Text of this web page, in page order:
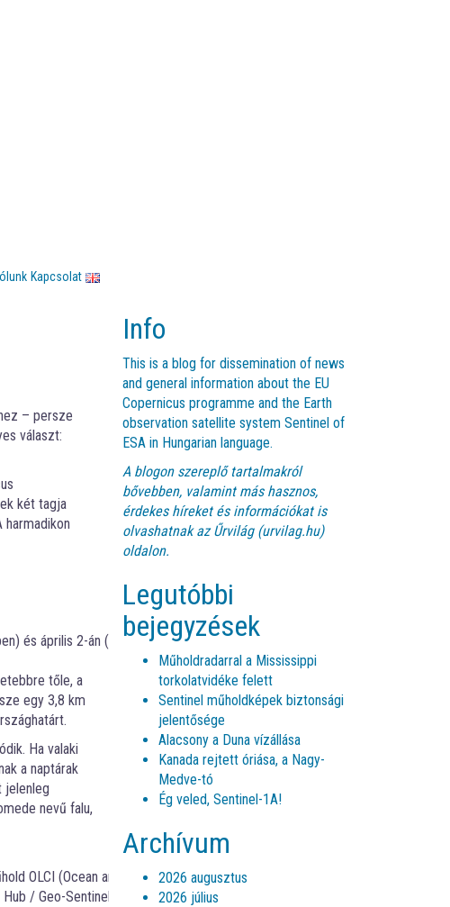
Kapcsolat
– persze
választ:
két tagja
és április 2-án (lent). (Képek: módosított
tőle, a
egy 3,8 km
Ha valaki
a naptárak
jelenleg
nevű falu,
OLCI (Ocean and Land Colour
/ Geo-Sentinel)
Info
This is a blog for dissemination of news
and general information about the EU
Copernicus programme and the Earth
observation satellite system Sentinel of
ESA in Hungarian language.
A blogon szereplő tartalmakról
bővebben, valamint más hasznos,
érdekes híreket és információkat is
olvashatnak azŰrvilág (urvilag.hu)
oldalon.
Legutóbbi
bejegyzések
Műholdradarral a Mississippi
torkolatvidéke felett
Sentinel műholdképek biztonsági
jelentősége
Alacsony a Duna vízállása
Kanada rejtett óriása, a Nagy-
Medve-tó
Ég veled, Sentinel-1A!
Archívum
2026 augusztus
2026 július